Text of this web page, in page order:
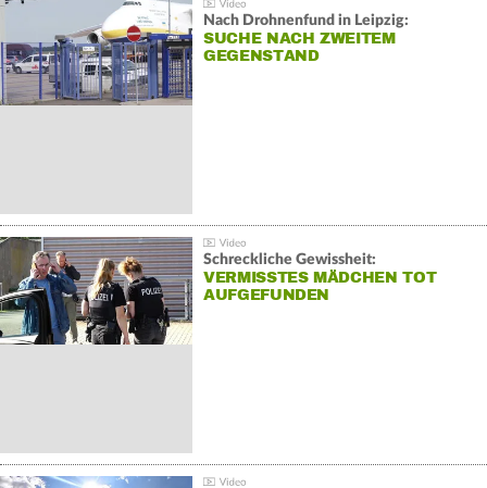
Nach Drohnenfund in Leipzig:
SUCHE NACH ZWEITEM
GEGENSTAND
Schreckliche Gewissheit:
VERMISSTES MÄDCHEN TOT
AUFGEFUNDEN